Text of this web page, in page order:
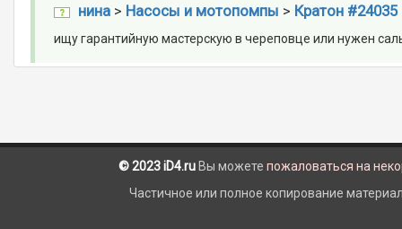
нина> Насосы и мотопомпы > Кратон #24035
ищу гарантийную мастерскую в череповце или нужен
© 2023 iD4.ru Вы можете пожаловаться на
Частичное или полное копирование